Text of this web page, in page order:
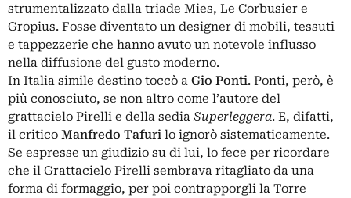
strumentalizzato dalla triade Mies, Le Corbusier e
Gropius. Fosse diventato un designer di mobili, tessuti
e tappezzerie che hanno avuto un notevole influsso
nella diffusione del gusto moderno.
In Italia simile destino toccò a Gio Ponti. Ponti, però, è
più conosciuto, se non altro come l’autore del
grattacielo Pirelli e della sedia Superleggera. E, difatti,
il critico Manfredo Tafuri lo ignorò sistematicamente.
Se espresse un giudizio su di lui, lo fece per ricordare
che il Grattacielo Pirelli sembrava ritagliato da una
forma di formaggio, per poi contrapporgli la Torre